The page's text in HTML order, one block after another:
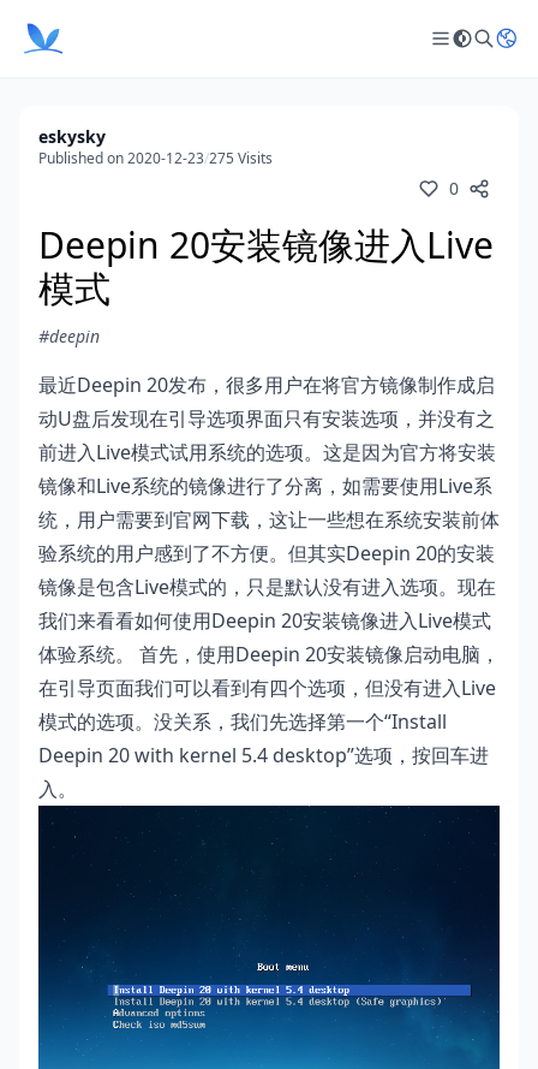
eskysky
Published on 2020-12-23/275 Visits
0
Deepin 20安装镜像进入Live
模式
#deepin
最近Deepin 20发布，很多用户在将官方镜像制作成启
动U盘后发现在引导选项界面只有安装选项，并没有之
前进入Live模式试用系统的选项。这是因为官方将安装
镜像和Live系统的镜像进行了分离，如需要使用Live系
统，用户需要到官网下载，这让一些想在系统安装前体
验系统的用户感到了不方便。但其实Deepin 20的安装
镜像是包含Live模式的，只是默认没有进入选项。现在
我们来看看如何使用Deepin 20安装镜像进入Live模式
体验系统。 首先，使用Deepin 20安装镜像启动电脑，
在引导页面我们可以看到有四个选项，但没有进入Live
模式的选项。没关系，我们先选择第一个“Install
Deepin 20 with kernel 5.4 desktop”选项，按回车进
入。